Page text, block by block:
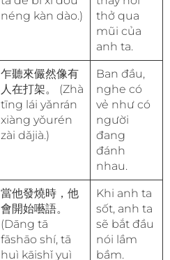
néng kàn dào.)
thở qua
mũi của
anh ta.
乍聽來儼然像有
人在打架。 (Zhà
tīng lái yǎnrán
xiàng yǒurén
zài dǎjià.)
Ban đầu,
nghe có
vẻ như có
người
đang
đánh
nhau.
當他發燒時，他
會開始囈語。
(Dāng tā
fāshāo shí, tā
huì kāishǐ yuì
Khi anh ta
sốt, anh ta
sẽ bắt đầu
nói lầm
bầm.